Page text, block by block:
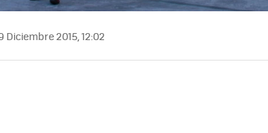
2015, 12:02